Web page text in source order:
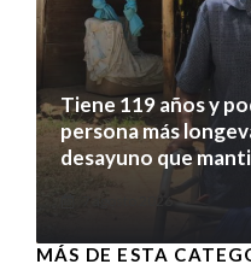
Tiene 119 años y
persona más
desayuno que
MÁS DE ESTA